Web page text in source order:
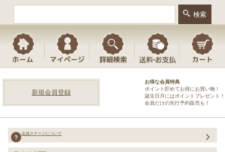
新規会員登録
お得な会員特典
ポイント貯めてお得にお買い物！
誕生日月にはポイントプレゼント！
会員だけの先行予約販売も！
会員ステージについて